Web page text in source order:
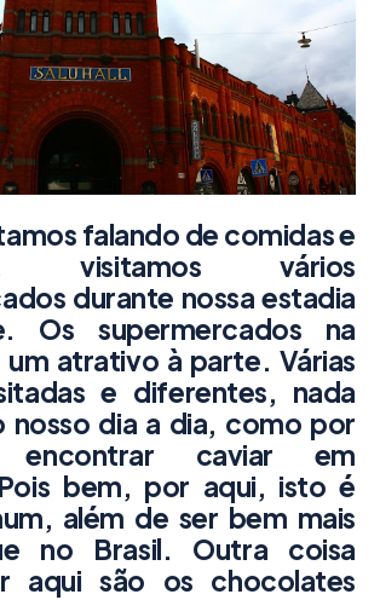
falando de comidas e
visitamos vários
durante nossa estadia
Os supermercados na
um atrativo à parte. Várias
e diferentes, nada
nosso dia a dia, como por
encontrar caviar em
bem, por aqui, isto é
além de ser bem mais
no Brasil. Outra coisa
aqui são os chocolates